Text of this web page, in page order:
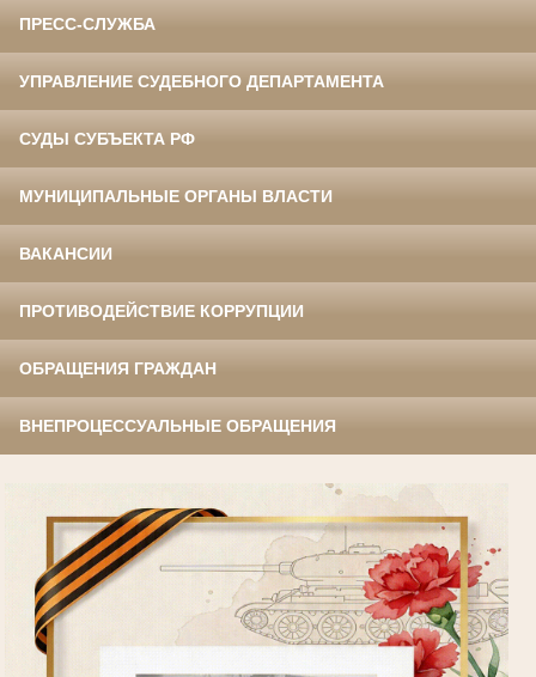
ПРЕСС-СЛУЖБА
УПРАВЛЕНИЕ СУДЕБНОГО ДЕПАРТАМЕНТА
СУДЫ СУБЪЕКТА РФ
МУНИЦИПАЛЬНЫЕ ОРГАНЫ ВЛАСТИ
ВАКАНСИИ
ПРОТИВОДЕЙСТВИЕ КОРРУПЦИИ
ОБРАЩЕНИЯ ГРАЖДАН
ВНЕПРОЦЕССУАЛЬНЫЕ ОБРАЩЕНИЯ